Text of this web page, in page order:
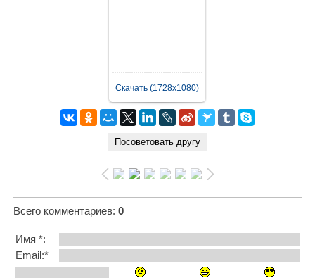
Скачать (1728x1080)
Всего комментариев: 0
Имя *:
Email:*